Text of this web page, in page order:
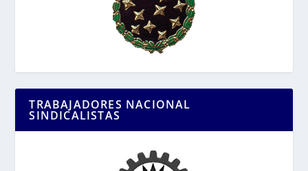
TRABAJADORES NACIONAL
SINDICALISTAS